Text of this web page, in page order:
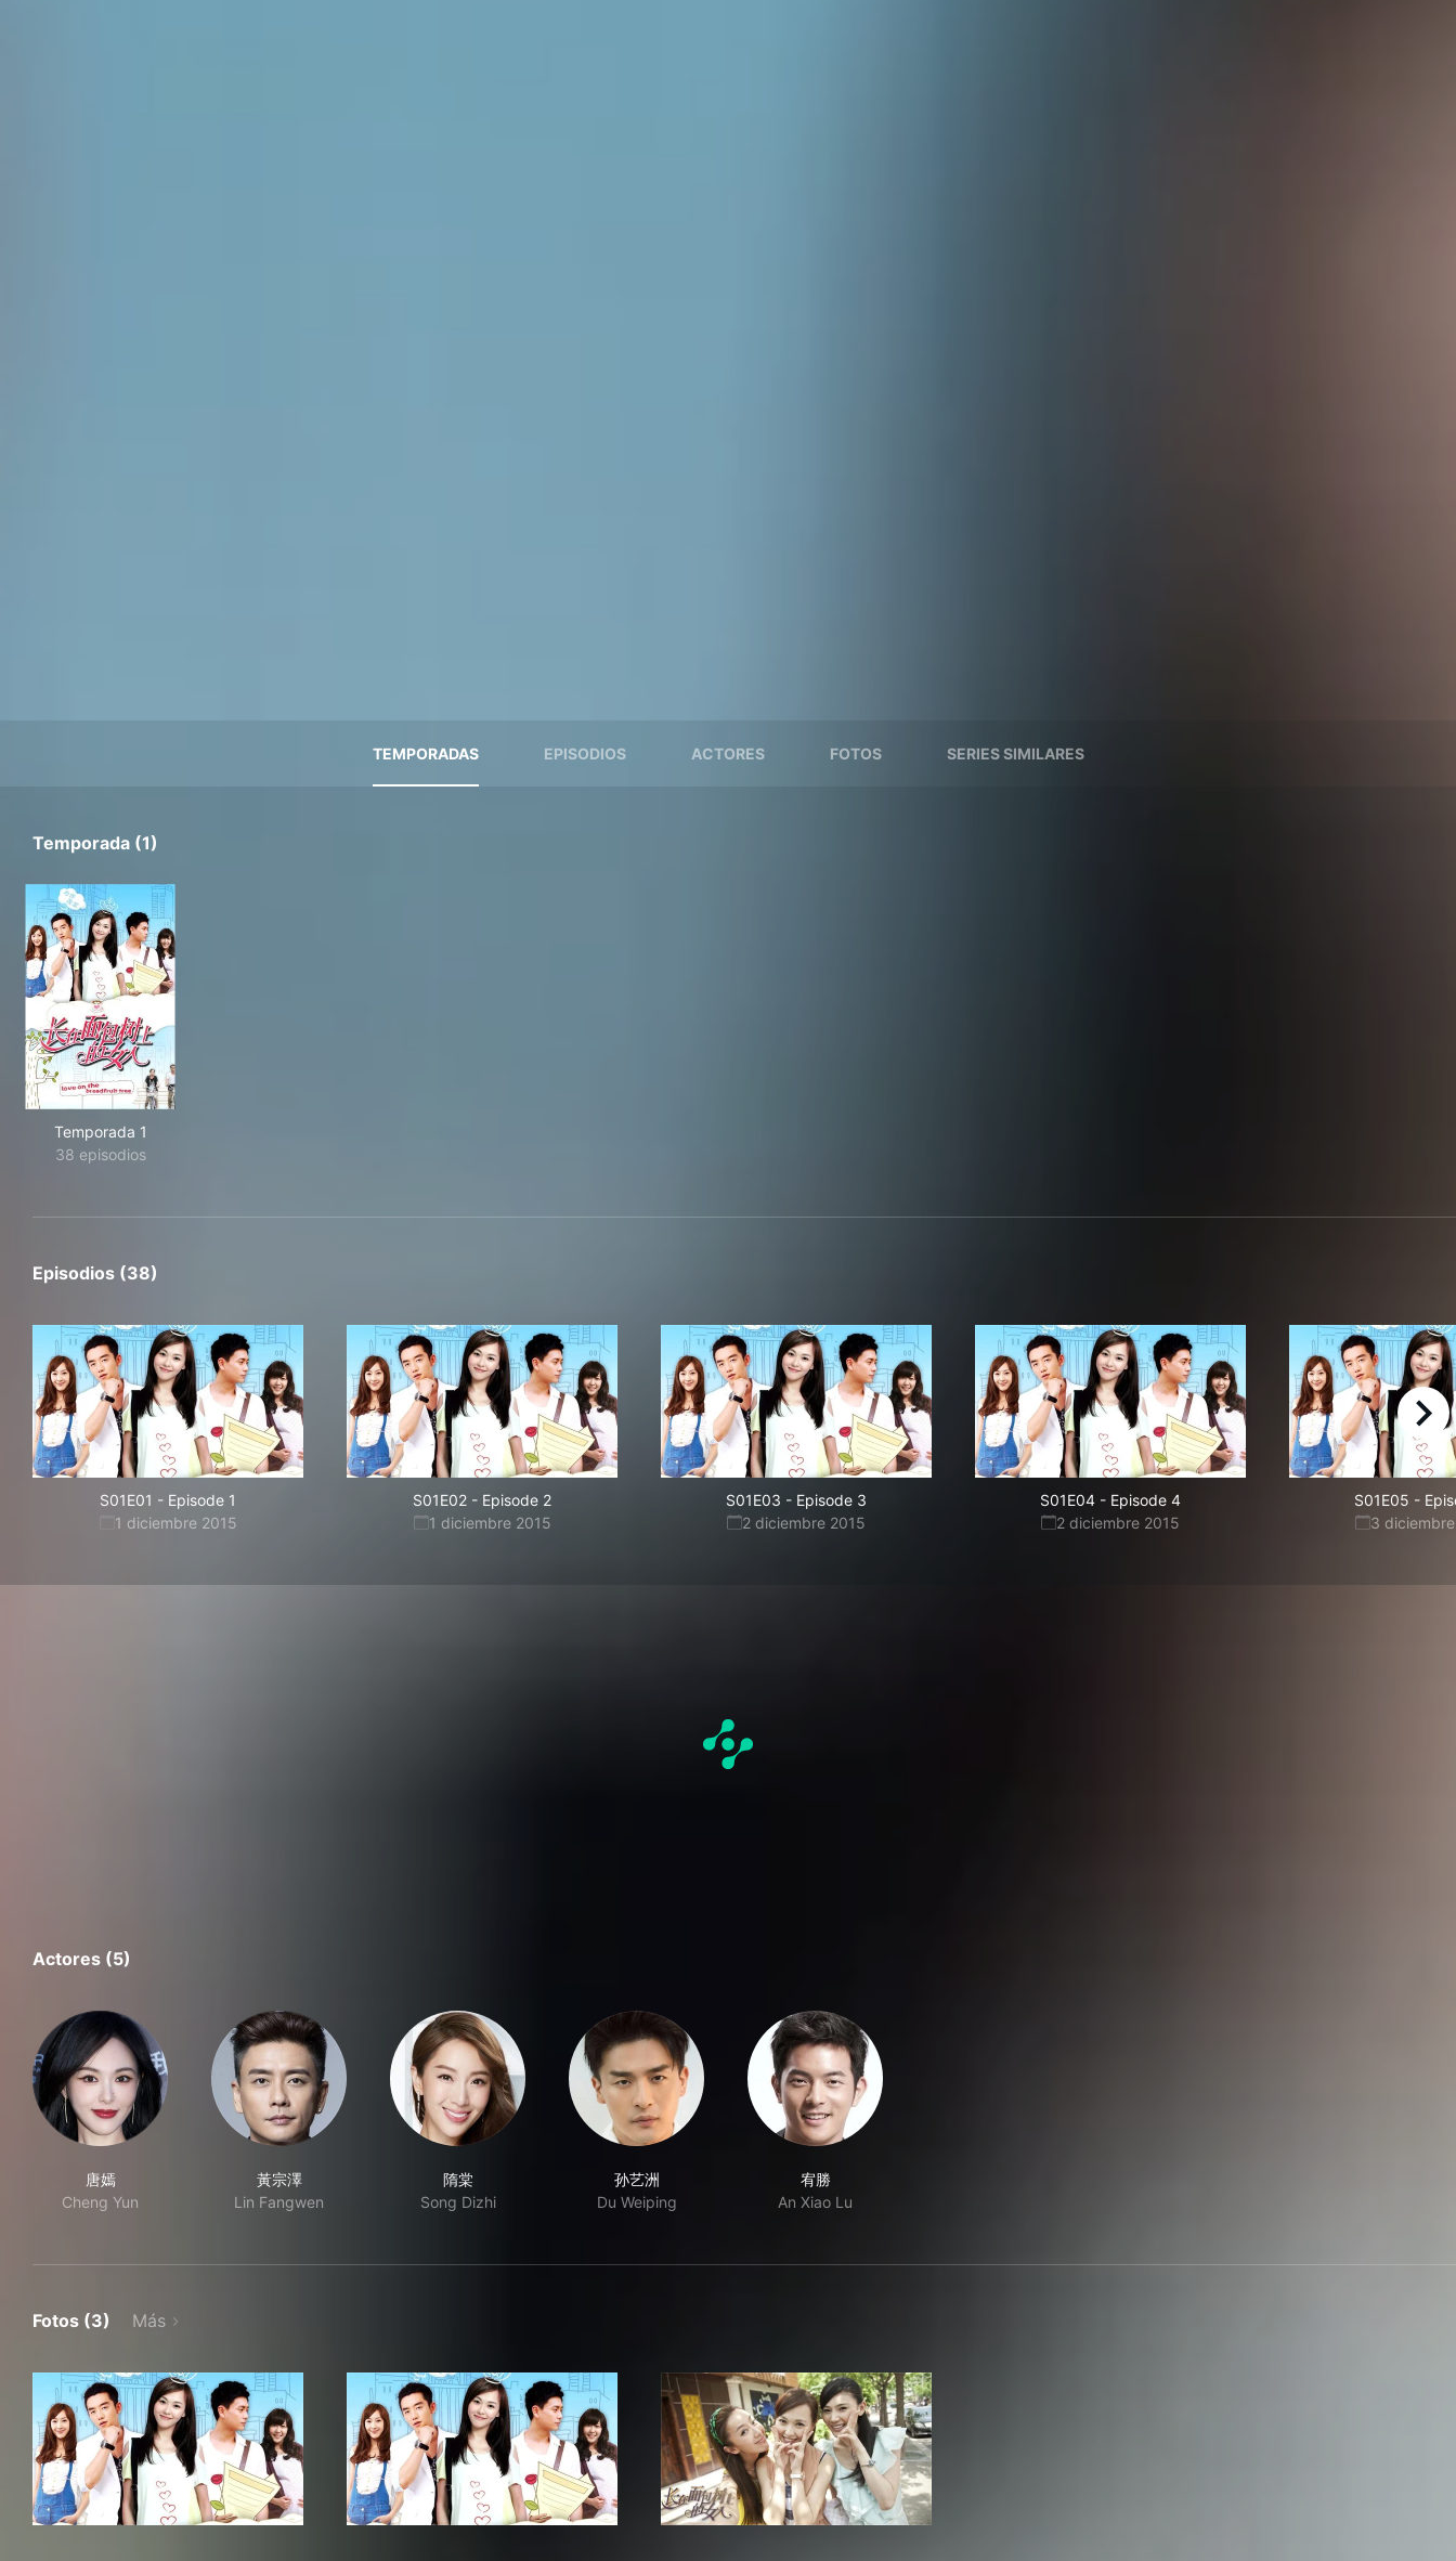
TEMPORADAS EPISODIOS ACTORES FOTOS SERIES SIMILARES
Temporada (1)
Temporada 1
38 episodios
Episodios (38)
S01E01 - Episode 1
1 diciembre 2015
S01E02 - Episode 2
1 diciembre 2015
S01E03 - Episode 3
2 diciembre 2015
S01E04 - Episode 4
2 diciembre 2015
S01E05 -
3
right
Actores (5)
唐嫣
Cheng Yun
黃宗澤
Lin Fangwen
隋棠
Song Dizhi
孙艺洲
Du Weiping
宥勝
An Xiao Lu
Fotos (3) Más